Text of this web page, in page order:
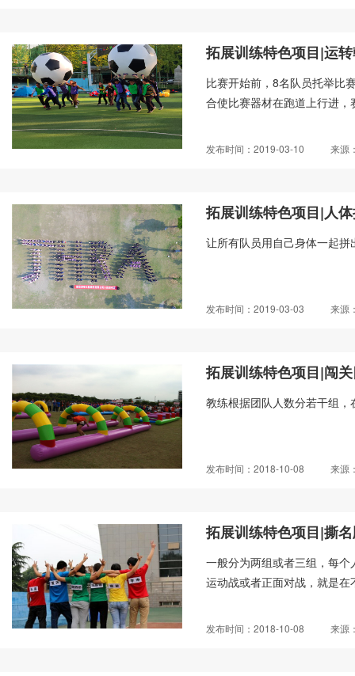
拓展训练特色项目|运
比赛开始前，8名队员托举比
合使比赛器材在跑道上行进
发布时间：2019-03-10 来源
拓展训练特色项目|人
让所有队员用自己身体一起
发布时间：2019-03-03 来源
拓展训练特色项目|闯
教练根据团队人数分若干组
发布时间：2018-10-08 来源
拓展训练特色项目|撕
一般分为两组或者三组，每
运动战或者正面对战，就是
发布时间：2018-10-08 来源